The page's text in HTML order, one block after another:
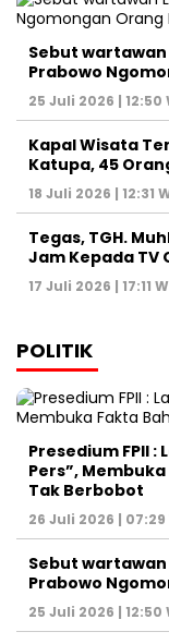
Sebut wartawan
Prabowo
25 Juli 2026 | 12:50
Kapal Wisata
Katupa, 45
18 Juli 2026 | 12:31
Tegas, TGH.
Jam Kepada TV
17 Juli 2026 | 17:11
POLITIK
Presedium FPII :
Pers”,
Tak Berbobot
26 Juli 2026 | 07:29
Sebut wartawan
Prabowo
25 Juli 2026 | 12:50